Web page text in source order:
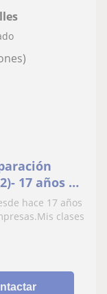
17 años de
hace 17 años
clases